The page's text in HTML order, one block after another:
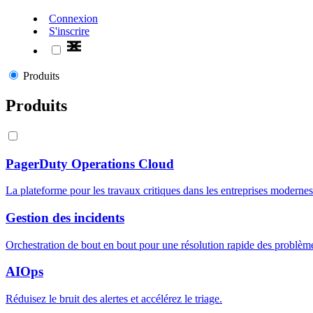
Connexion
S'inscrire
Produits
Produits
PagerDuty Operations Cloud
La plateforme pour les travaux critiques dans les entreprises
Gestion des incidents
Orchestration de bout en bout pour une résolution rapide des
AIOps
Réduisez le bruit des alertes et accélérez le triage.